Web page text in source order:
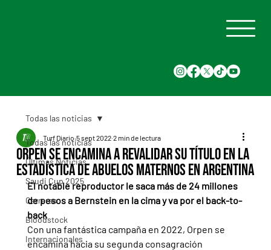
Todas las noticias
Últimas Noticias
Saudi Cup 2025
Carreras
Bloodstock
Internacionales
Todas las noticias
Orpen se encamina a revalidar su título en la
estadística de abuelos maternos en Argentina
Turf Diario 5 sept 2022 2 min de lectura
El notable reproductor le saca más de 24 millones
de pesos a Bernstein en la cima y va por el back-to-
back
Con una fantástica campaña en 2022, Orpen se
encamina hacia su segunda consagración